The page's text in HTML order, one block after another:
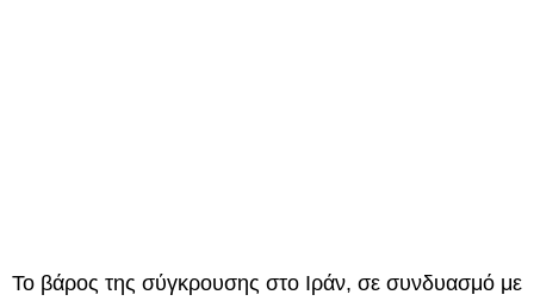
Το βάρος της σύγκρουσης στο Ιράν, σε συνδυασμό με